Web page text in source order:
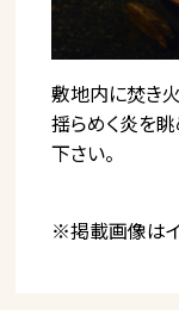
敷地内に焚き
揺らめく炎を
下さい。
※掲載画像はイ